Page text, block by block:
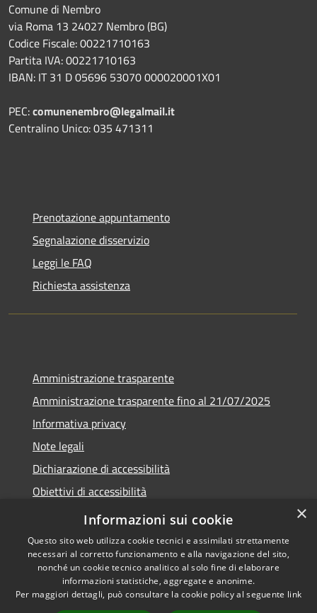
Comune di Nembro
via Roma 13 24027 Nembro (BG)
Codice Fiscale: 00221710163
Partita IVA: 00221710163
IBAN: IT 31 D 05696 53070 000020001X01
PEC:comunenembro@legalmail.it
Centralino Unico: 035 471311
Prenotazione appuntamento
Segnalazione disservizio
Leggi le FAQ
Richiesta assistenza
Amministrazione trasparente
Amministrazione trasparente fino al 21/07/2025
Informativa privacy
Note legali
Dichiarazione di accessibilità
Obiettivi di accessibilità
Piano di miglioramento
Accessibilità
Copyright © 2026 • Comune di
Nembro • Powered by
×
Informazioni sui cookie
Questo sito web utilizza cookie tecnici e assimilati strettamente
necessari al corretto funzionamento e alla navigazione del sito,
nonché un cookie tecnico analitico al solo fine di elaborare
informazioni statistiche, aggregate e anonime.
Per maggiori dettagli, può consultare la cookie policy al seguente link